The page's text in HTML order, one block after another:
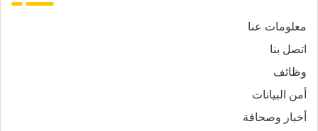
معلومات عنا
اتصل بنا
وظائف
أمن البيانات
أخبار وصحافة